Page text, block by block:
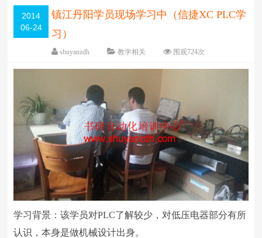
2014
06-24
镇江丹阳学员现场学习中（信捷XC PLC学
习）
shuyanzdh 教学相关 围观724次
已关闭评论
编辑日期：2014-07-10
学习背景：该学员对PLC了解较少，对低压电器部分有所
认识，本身是做机械设计出身。